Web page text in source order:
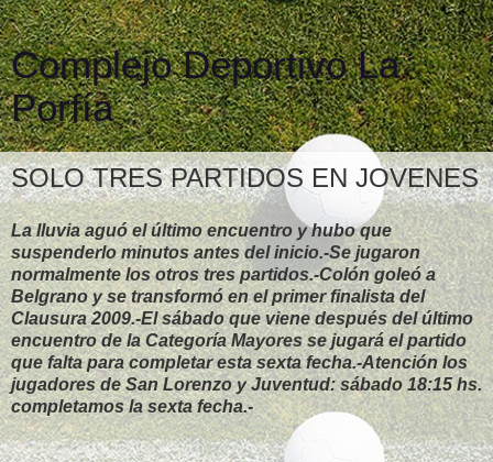
Complejo Deportivo La
Porfía
SOLO TRES PARTIDOS EN JOVENES
La lluvia aguó el último encuentro y hubo que
suspenderlo minutos antes del inicio.-Se jugaron
normalmente los otros tres partidos.-Colón goleó a
Belgrano y se transformó en el primer finalista del
Clausura 2009.-El sábado que viene después del último
encuentro de la Categoría Mayores se jugará el partido
que falta para completar esta sexta fecha.-Atención los
jugadores de San Lorenzo y Juventud: sábado 18:15 hs.
completamos la sexta fecha.-